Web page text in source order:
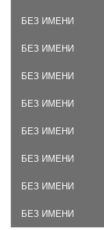
БЕЗ ИМЕНИ
БЕЗ ИМЕНИ
БЕЗ ИМЕНИ
БЕЗ ИМЕНИ
БЕЗ ИМЕНИ
БЕЗ ИМЕНИ
БЕЗ ИМЕНИ
БЕЗ ИМЕНИ